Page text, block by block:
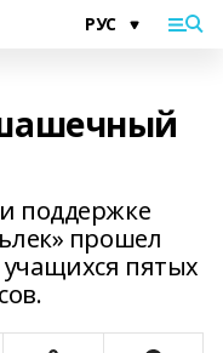
поддержке
прошел
пятых